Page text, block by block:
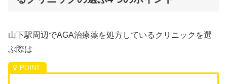
山下駅周辺でAGA治療薬を処方しているクリニックを選
ぶ際は